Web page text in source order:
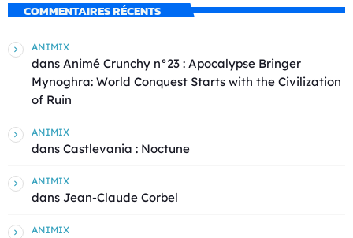
COMMENTAIRES RÉCENTS
ANIMIX
dans Animé Crunchy n°23 : Apocalypse Bringer
Mynoghra: World Conquest Starts with the Civilization
of Ruin
ANIMIX
dans Castlevania : Noctune
ANIMIX
dans Jean-Claude Corbel
ANIMIX